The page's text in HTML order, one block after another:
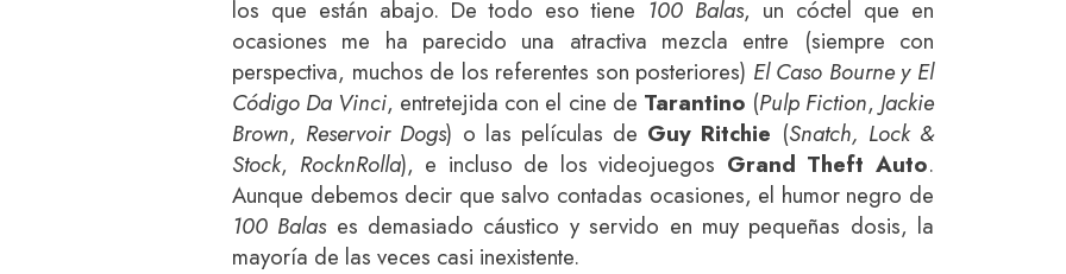
los que están abajo. De todo eso tiene 100 Balas, un cóctel que en
ocasiones me ha parecido una atractiva mezcla entre (siempre con
perspectiva, muchos de los referentes son posteriores) El Caso Bourney El
Código Da Vinci, entretejida con el cine de Tarantino (Pulp Fiction,Jackie
Brown, Reservoir Dogs) o las películas de Guy Ritchie (Snatch, Lock &
Stock, RocknRolla), e incluso de los videojuegos Grand Theft Auto.
Aunque debemos decir que salvo contadas ocasiones, el humor negro de
100 Balases demasiado cáustico y servido en muy pequeñas dosis, la
mayoría de las veces casi inexistente.